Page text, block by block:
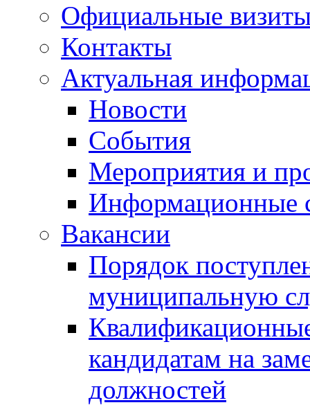
Официальные
Контакты
Актуальная
Новости
События
Мероприятия и
Информационные
Вакансии
Порядок
муниципальную
кандидатам на
должностей